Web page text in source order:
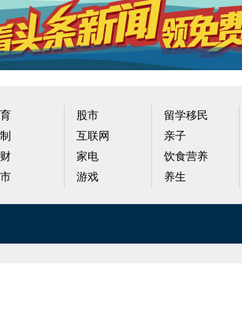
股市
互联网
家电
游戏
留学移民
亲子
饮食营养
养生